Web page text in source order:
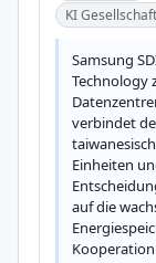
KI
Samsung
Technology
verbindet
Einheiten
auf die